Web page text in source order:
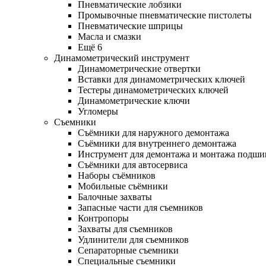
Пневматические лобзики
Промывочные пневматические пистолеты
Пневматические шприцы
Масла и смазки
Ещё 6
Динамометрический инструмент
Динамометрические отвертки
Вставки для динамометрических ключей
Тестеры динамометрических ключей
Динамометрические ключи
Угломеры
Съемники
Съёмники для наружного демонтажа
Съёмники для внутреннего демонтажа
Инструмент для демонтажа и монтажа
Съёмники для автосервиса
Наборы съёмников
Мобильные съёмники
Балочные захваты
Запасные части для съемников
Контропоры
Захваты для съемников
Удлинители для съемников
Сепараторные съемники
Специальные съемники